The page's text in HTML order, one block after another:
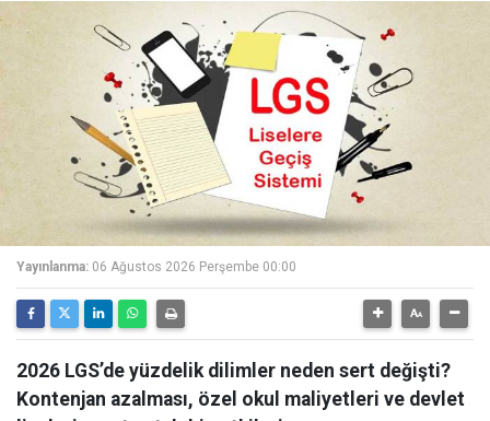
Yayınlanma: 06 Ağustos 2026 Perşembe 00:00
2026 LGS’de yüzdelik dilimler neden sert değişti?
Kontenjan azalması, özel okul maliyetleri ve devlet